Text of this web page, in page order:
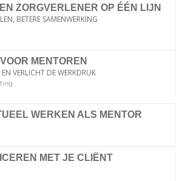
ZORGVERLENER OP ÉÉN LIJN
BETERE SAMENWERKING
MENTOREN
EN VERLICHT DE WERKDRUK
WERKEN ALS MENTOR
MET JE CLIËNT